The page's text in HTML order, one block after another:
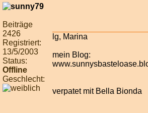
Beiträge
2426
Registriert:
13/5/2003
Status:
Offline
Geschlecht:
lg, Marina
mein Blog:
verpatet mit Bella Bionda